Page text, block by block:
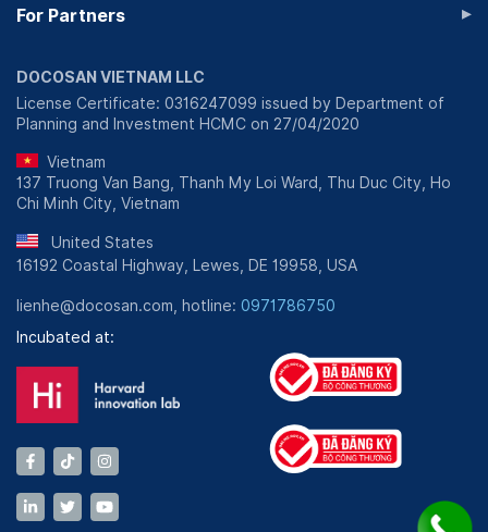
For Partners ▸
DOCOSAN VIETNAM LLC
License Certificate: 0316247099 issued by Department of
Planning and Investment HCMC on 27/04/2020
Vietnam
137 Truong Van Bang, Thanh My Loi Ward, Thu Duc City, Ho
Chi Minh City, Vietnam
United States
16192 Coastal Highway, Lewes, DE 19958, USA
lienhe@docosan.com, hotline: 0971786750
Incubated at: